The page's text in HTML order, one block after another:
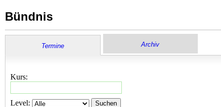
Bündnis
Termine Archiv
Kurs:
Level: Suchen